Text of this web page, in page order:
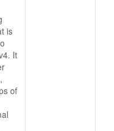
is
It
of